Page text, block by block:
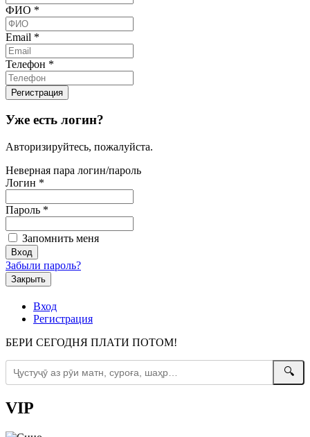
ФИО *
Email *
Телефон *
Уже есть логин?
Авторизируйтесь, пожалуйста.
Неверная пара логин/пароль
Логин *
Пароль *
Запомнить меня
Забыли пароль?
Закрыть
Вход
Регистрация
БЕРИ СЕГОДНЯ ПЛАТИ ПОТОМ!
🔍
VIP